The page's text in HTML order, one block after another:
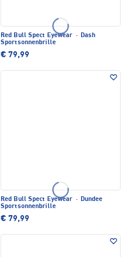
Red Bull Spect Eyewear · Dash
Sportsonnenbrille
€ 79,99
Red Bull Spect Eyewear · Dundee
Sportsonnenbrille
€ 79,99